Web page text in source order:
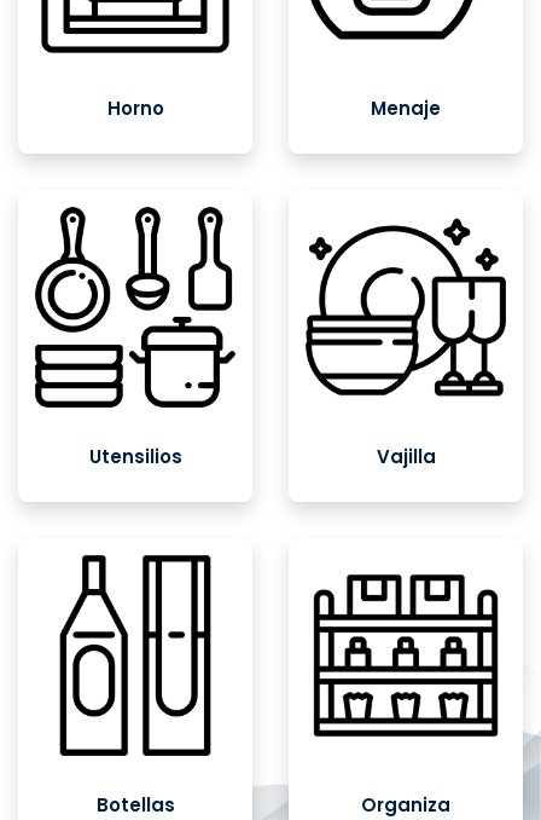
Horno Menaje
Utensilios Vajilla
Botellas Organiza